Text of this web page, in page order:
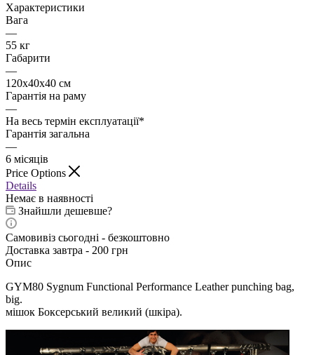
Характеристики
Вага
—
55 кг
Габарити
—
120x40x40 см
Гарантія на раму
—
На весь термін експлуатації*
Гарантія загальна
—
6 місяців
Price Options
Details
Немає в наявності
Знайшли дешевше?
Самовивіз сьогодні - безкоштовно
Доставка завтра - 200 грн
Опис
GYM80 Sygnum Functional Performance Leather punching bag,
big.
мішок Боксерський великий (шкіра).